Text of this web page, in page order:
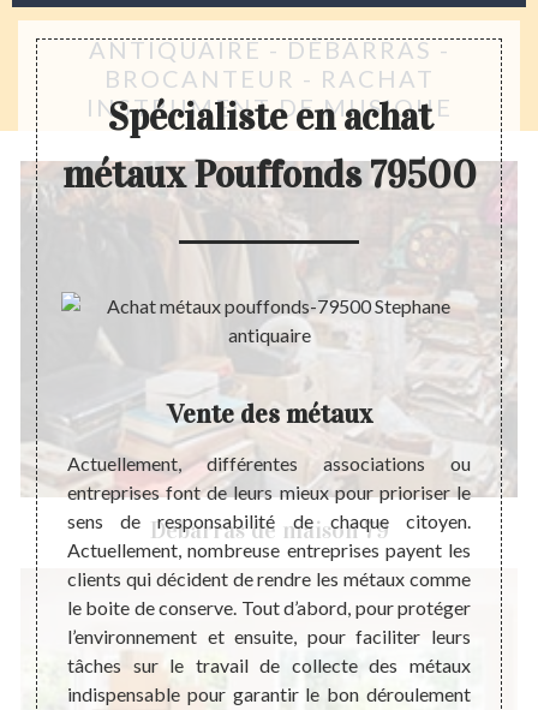
ANTIQUAIRE - DÉBARRAS -
BROCANTEUR - RACHAT
INSTRUMENT DE MUSIQUE
Débarras de maison 79
Spécialiste en achat
métaux Pouffonds 79500
il
au
que
prêts
est
une
que
Vente des métaux
Actuellement, différentes associations ou
entreprises font de leurs mieux pour prioriser le
sens de responsabilité de chaque citoyen.
Actuellement, nombreuse entreprises payent les
clients qui décident de rendre les métaux comme
le boite de conserve. Tout d’abord, pour protéger
l’environnement et ensuite, pour faciliter leurs
tâches sur le travail de collecte des métaux
indispensable pour garantir le bon déroulement
Des